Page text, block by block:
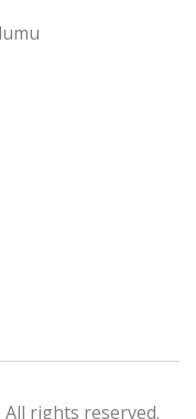
. All rights reserved.